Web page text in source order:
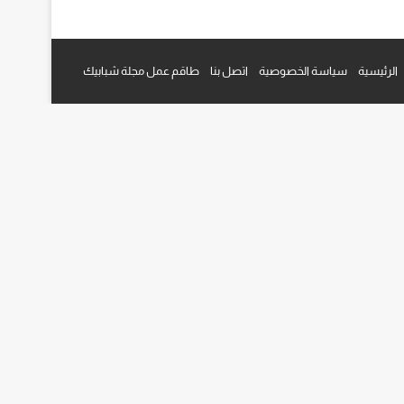
الرئيسية سياسة الخصوصية اتصل بنا طاقم عمل مجلة شبابيك